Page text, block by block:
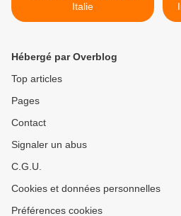
Italie
Hébergé par Overblog
Top articles
Pages
Contact
Signaler un abus
C.G.U.
Cookies et données personnelles
Préférences cookies